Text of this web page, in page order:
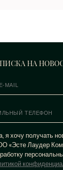
НА
я хочу получать
«Эсте Лаудер